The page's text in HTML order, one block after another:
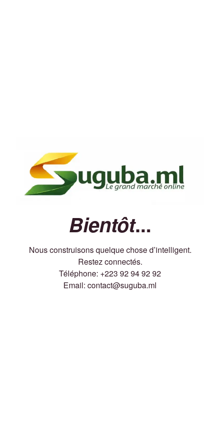
Bientôt...
Nous construisons quelque chose d’intelligent.
Restez connectés.
Téléphone: +223 92 94 92 92
Email: contact@suguba.ml